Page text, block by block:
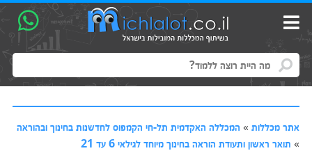
אתר מכללות» המכללה האקדמית תל-חי הקמפוס לחדשנות בחינוך ובהוראה
» תואר ראשון ותעודת הוראה בחינוך מיוחד לגילאי 6 עד 21